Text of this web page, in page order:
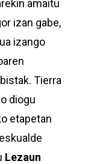
amaitu
izan gabe,
izango
Tierra
diogu
etapetan
Lezaun